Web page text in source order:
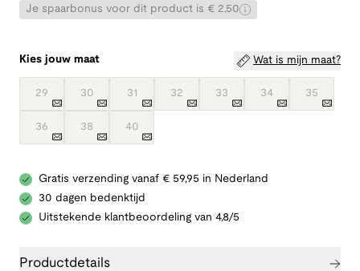
Je spaarbonus voor dit product is € 2,50
Kies jouw maat Wat is mijn maat?
29 30 31 32 33 34 35
36 38 40
Gratis verzending vanaf € 59,95 in Nederland
30 dagen bedenktijd
Uitstekende klantbeoordeling van 4,8/5
Productdetails